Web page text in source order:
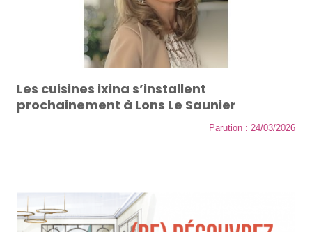
Les cuisines ixina s’installent
prochainement à Lons Le Saunier
Parution : 24/03/2026